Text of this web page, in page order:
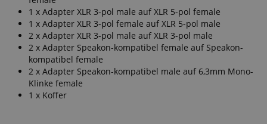
1 x Adapter XLR 3-pol male auf XLR 5-pol female
1 x Adapter XLR 3-pol female auf XLR 5-pol male
2 x Adapter XLR 3-pol male auf XLR 3-pol male
2 x Adapter Speakon-kompatibel female auf Speakon-
kompatibel female
2 x Adapter Speakon-kompatibel male auf 6,3mm Mono-
Klinke female
1 x Koffer